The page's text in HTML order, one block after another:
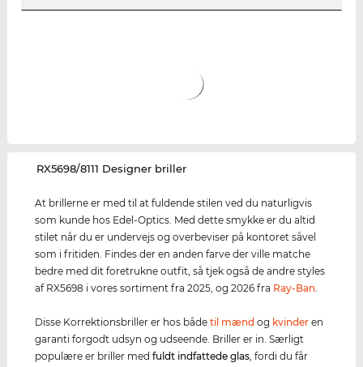
‌RX5698/8111 Designer briller
At brillerne er med til at fuldende stilen ved du naturligvis
som kunde hos Edel-Optics. Med dette smykke er du altid
stilet når du er undervejs og overbeviser på kontoret såvel
som i fritiden. Findes der en anden farve der ville matche
bedre med dit foretrukne outfit, så tjek også de andre styles
af RX5698 i vores sortiment fra 2025, og 2026 fra Ray-Ban
Disse Korrektionsbriller er hos bådetil mænd og kvinder en
garanti forgodt udsyn og udseende. Briller er in. Særligt
populære er briller medfuldt indfattede glas , fordi du får